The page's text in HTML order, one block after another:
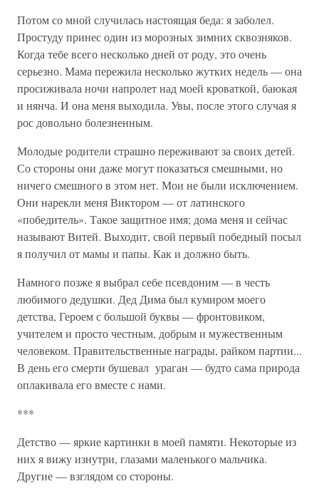
Потом со мной случилась настоящая беда: я заболел.
Простуду принес один из морозных зимних сквозняков.
Когда тебе всего несколько дней от роду, это очень
серьезно. Мама пережила несколько жутких недель — она
просиживала ночи напролет над моей кроваткой, баюкая
и нянча. И она меня выходила. Увы, после этого случая я
рос довольно болезненным.
Молодые родители страшно переживают за своих детей.
Со стороны они даже могут показаться смешными, но
ничего смешного в этом нет. Мои не были исключением.
Они нарекли меня Виктором — от латинского
«победитель». Такое защитное имя; дома меня и сейчас
называют Витей. Выходит, свой первый победный посыл
я получил от мамы и папы. Как и должно быть.
Намного позже я выбрал себе псевдоним — в честь
любимого дедушки. Дед Дима был кумиром моего
детства, Героем с большой буквы — фронтовиком,
учителем и просто честным, добрым и мужественным
человеком. Правительственные награды, райком партии...
В день его смерти бушевал ураган — будто сама природа
оплакивала его вместе с нами.
***
Детство — яркие картинки в моей памяти. Некоторые из
них я вижу изнутри, глазами маленького мальчика.
Другие — взглядом со стороны.